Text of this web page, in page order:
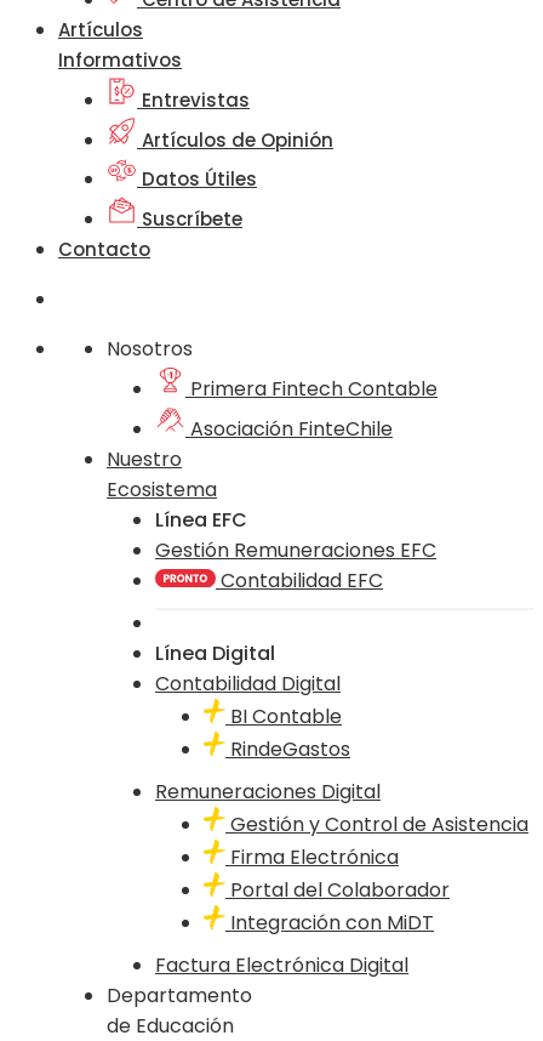
Artículos
Informativos
Entrevistas
Artículos de Opinión
Datos Útiles
Suscríbete
Contacto
Nosotros
Primera Fintech Contable
Asociación FinteChile
Nuestro
Ecosistema
Línea EFC
Gestión Remuneraciones EFC
Contabilidad EFC
Línea Digital
Contabilidad Digital
BI Contable
RindeGastos
Remuneraciones Digital
Gestión y Control de Asistencia
Firma Electrónica
Portal del Colaborador
Integración con MiDT
Factura Electrónica Digital
Departamento
de Educación